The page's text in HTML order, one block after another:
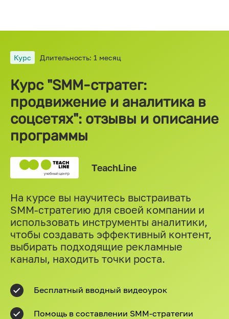
Курс Длительность: 1 месяц
Курс "SMM-стратег:
продвижение и аналитика в
соцсетях": отзывы и описание
программы
TeachLine
На курсе вы научитесь выстраивать
SMM-стратегию для своей компании и
использовать инструменты аналитики,
чтобы создавать эффективный контент,
выбирать подходящие рекламные
каналы, находить точки роста.
Бесплатный вводный видеоурок
Помощь в составлении SMM-стратегии